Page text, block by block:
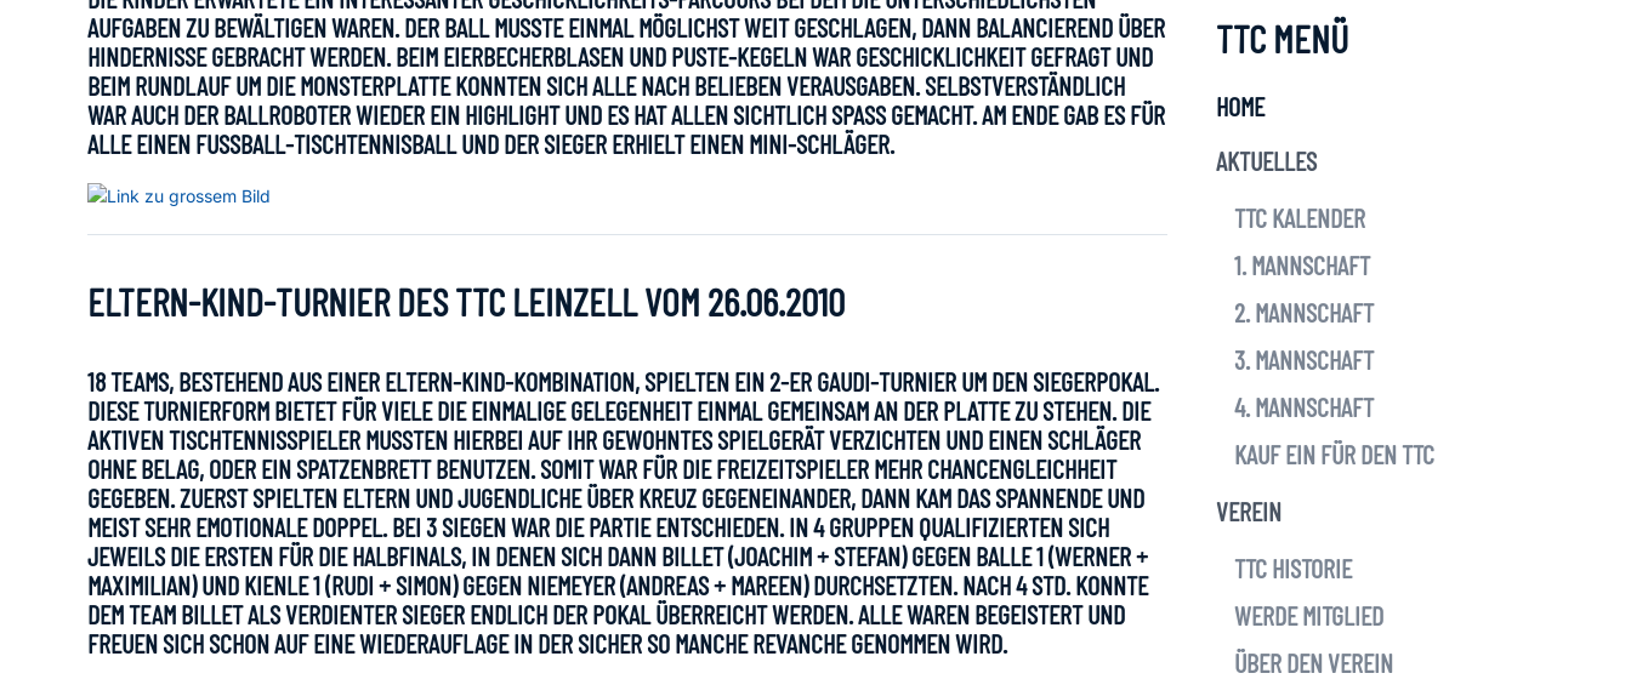
AUFGABEN ZU BEWÄLTIGEN WAREN. DER BALL MUSSTE EINMAL MÖGLICHST WEIT GESCHLAGEN, DANN BALANCIEREND ÜBER
HINDERNISSE GEBRACHT WERDEN. BEIM EIERBECHERBLASEN UND PUSTE-KEGELN WAR GESCHICKLICHKEIT GEFRAGT UND
BEIM RUNDLAUF UM DIE MONSTERPLATTE KONNTEN SICH ALLE NACH BELIEBEN VERAUSGABEN. SELBSTVERSTÄNDLICH
WAR AUCH DER BALLROBOTER WIEDER EIN HIGHLIGHT UND ES HAT ALLEN SICHTLICH SPASS GEMACHT. AM ENDE GAB ES FÜR A
LLE EINEN FUSSBALL-TISCHTENNISBALL UND DER SIEGER ERHIELT EINEN MINI-SCHLÄGER.
ELTERN-KIND-TURNIER DES TTC LEINZELL VOM 26.06.2010
18 TEAMS, BESTEHEND AUS EINER ELTERN-KIND-KOMBINATION, SPIELTEN EIN 2-ER GAUDI-TURNIER UM DEN SIEGERPOKAL.
DIESE TURNIERFORM BIETET FÜR VIELE DIE EINMALIGE GELEGENHEIT EINMAL GEMEINSAM AN DER PLATTE ZU STEHEN. DIE
AKTIVEN TISCHTENNISSPIELER MUSSTEN HIERBEI AUF IHR GEWOHNTES SPIELGERÄT VERZICHTEN UND EINEN SCHLÄGER
OHNE BELAG, ODER EIN SPATZENBRETT BENUTZEN. SOMIT WAR FÜR DIE FREIZEITSPIELER MEHR CHANCENGLEICHHEIT
GEGEBEN. ZUERST SPIELTEN ELTERN UND JUGENDLICHE ÜBER KREUZ GEGENEINANDER, DANN KAM DAS SPANNENDE UND
MEIST SEHR EMOTIONALE DOPPEL. BEI 3 SIEGEN WAR DIE PARTIE ENTSCHIEDEN. IN 4 GRUPPEN QUALIFIZIERTEN SICH
JEWEILS DIE ERSTEN FÜR DIE HALBFINALS, IN DENEN SICH DANN BILLET (JOACHIM + STEFAN) GEGEN BALLE 1 (WERNER +
MAXIMILIAN) UND KIENLE 1 (RUDI + SIMON) GEGEN NIEMEYER (ANDREAS + MAREEN) DURCHSETZTEN. NACH 4 STD. KONNTE
DEM TEAM BILLET ALS VERDIENTER SIEGER ENDLICH DER POKAL ÜBERREICHT WERDEN. ALLE WAREN BEGEISTERT UND
FREUEN SICH SCHON AUF EINE WIEDERAUFLAGE IN DER SICHER SO MANCHE REVANCHE GENOMMEN WIRD.
TTC MENÜ
HOME
AKTUELLES
TTC KALENDER
1. MANNSCHAFT
2. MANNSCHAFT
3. MANNSCHAFT
4. MANNSCHAFT
KAUF EIN FÜR DEN TTC
VEREIN
TTC HISTORIE
WERDE MITGLIED
ÜBER DEN VEREIN